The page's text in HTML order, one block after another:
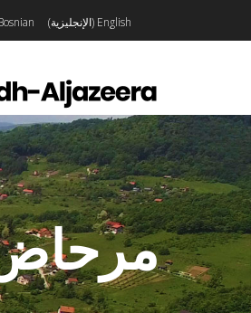
English
(الإنجليزية)